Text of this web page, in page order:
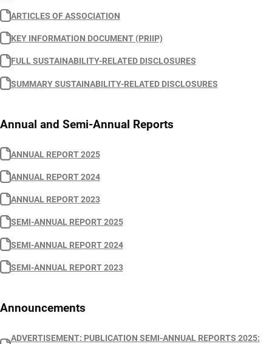
ARTICLES OF ASSOCIATION
KEY INFORMATION DOCUMENT (PRIIP)
FULL SUSTAINABILITY-RELATED DISCLOSURES
SUMMARY SUSTAINABILITY-RELATED DISCLOSURES
Annual and Semi-Annual Reports
ANNUAL REPORT 2025
ANNUAL REPORT 2024
ANNUAL REPORT 2023
SEMI-ANNUAL REPORT 2025
SEMI-ANNUAL REPORT 2024
SEMI-ANNUAL REPORT 2023
Announcements
ADVERTISEMENT: PUBLICATION SEMI-ANNUAL REPORTS 2025: